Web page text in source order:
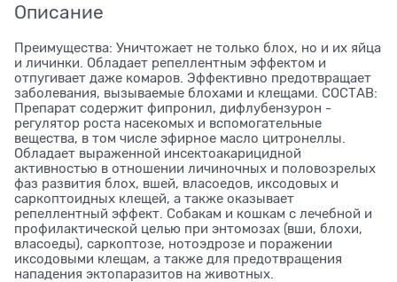
Описание
Преимущества: Уничтожает не только блох, но и их яйца
и личинки. Обладает репеллентным эффектом и
отпугивает даже комаров. Эффективно предотвращает
заболевания, вызываемые блохами и клещами. СОСТАВ:
Препарат содержит фипронил, дифлубензурон -
регулятор роста насекомых и вспомогательные
вещества, в том числе эфирное масло цитронеллы.
Обладает выраженной инсектоакарицидной
активностью в отношении личиночных и половозрелых
фаз развития блох, вшей, власоедов, иксодовых и
саркоптоидных клещей, а также оказывает
репеллентный эффект. Собакам и кошкам с лечебной и
профилактической целью при энтомозах (вши, блохи,
власоеды), саркоптозе, нотоэдрозе и поражении
иксодовыми клещам, а также для предотвращения
нападения эктопаразитов на животных.